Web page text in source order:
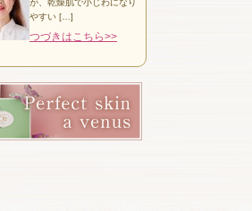
が、乾燥肌で小じわになり
やすい […]
つづきはこちら>>